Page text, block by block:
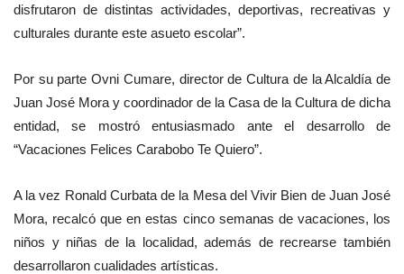
disfrutaron de distintas actividades, deportivas, recreativas y
culturales durante este asueto escolar”.
Por su parte Ovni Cumare, director de Cultura de la Alcaldía de
Juan José Mora y coordinador de la Casa de la Cultura de dicha
entidad, se mostró entusiasmado ante el desarrollo de
“Vacaciones Felices Carabobo Te Quiero”.
A la vez Ronald Curbata de la Mesa del Vivir Bien de Juan José
Mora, recalcó que en estas cinco semanas de vacaciones, los
niños y niñas de la localidad, además de recrearse también
desarrollaron cualidades artísticas.